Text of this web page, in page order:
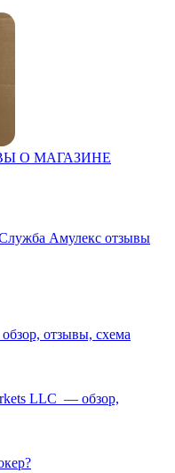
О МАГАЗИНЕ
Амулекс отзывы
отзывы, схема
LLC — обзор,